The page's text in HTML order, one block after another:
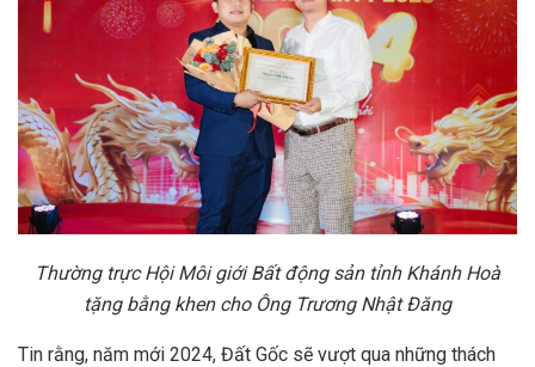
Thường trực Hội Môi giới Bất động sản tỉnh Khánh Hoà
tặng bằng khen cho Ông Trương Nhật Đăng
Tin rằng, năm mới 2024, Đất Gốc sẽ vượt qua những thách